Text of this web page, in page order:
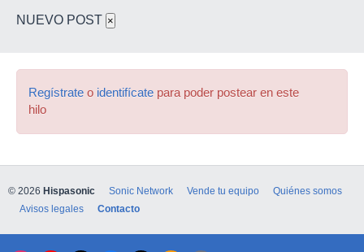
NUEVO POST ×
Regístrate o identifícate para poder postear en este
hilo
© 2026 Hispasonic Sonic Network Vende tu equipo
Quiénes somos
Avisos legales
Contacto